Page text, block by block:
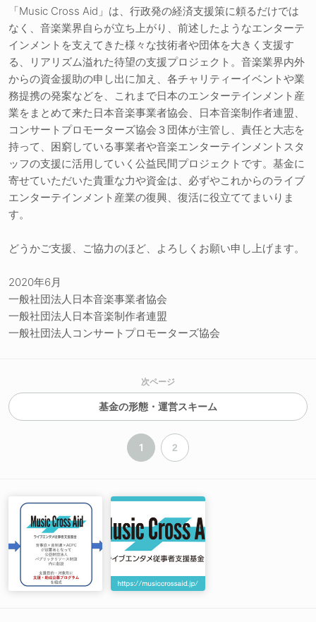
「Music Cross Aid」は、行政発の経済支援策に頼るだけでは
なく、音楽業界自らが立ち上がり、前述したようなエンターテ
インメントを支えてきた様々な技術者や団体を大きく支援す
る、リアリズム溢れた待望の支援プロジェクト。音楽業界内外
からの資金援助の申し出に加え、各チャリティーイベントや業
務提携の発案などを、これまで日本のエンターテインメント産
業をまとめて来た日本音楽事業者協会、日本音楽制作者連盟、
コンサートプロモーターズ協会３団体が主管し、責任と大志を
持って、困窮している事業者や音楽エンターテインメントスタ
ッフの支援に活用していく公益民間プロジェクトです。基金に
寄せていただいた貴重な力や資金は、必ずやこれからのライブ
エンターテインメント産業の復興、復活に役立ててまいりま
す。
どうかご支援、ご協力のほど、よろしくお願い申し上げます。
2020年6月
一般社団法人日本音楽事業者協会
一般社団法人日本音楽制作者連盟
一般社団法人コンサートプロモーターズ協会
次ページ
基金の形態・運営スキーム
1 2